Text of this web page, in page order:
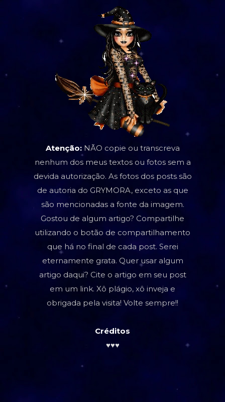
Atenção:NÃO copie ou transcreva
nenhum dos meus textos ou fotos sem a
devida autorização. As fotos dos posts são
de autoria do GRYMORA, exceto as que
são mencionadas a fonte da imagem.
Gostou de algum artigo? Compartilhe
utilizando o botão de compartilhamento
que há no final de cada post. Serei
eternamente grata. Quer usar algum
artigo daqui? Cite o artigo em seu post
em um link. Xô plágio, xô inveja e
obrigada pela visita! Volte sempre!!
Créditos
♥♥♥